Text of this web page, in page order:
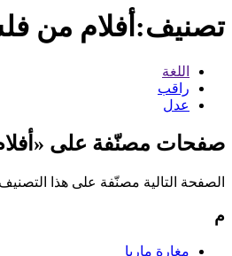
تصنيف:أفلام من
اللغة
راقب
عدل
صفحات مصنّفة على
الصفحة التالية مصنّفة على هذا
م
مغارة ماريا